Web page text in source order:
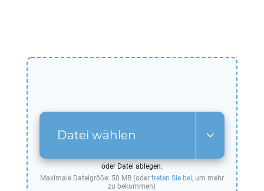
Datei wählen
oder Datei ablegen.
Maximale Dateigröße: 50 MB (oder treten Sie bei, um mehr
zu bekommen)